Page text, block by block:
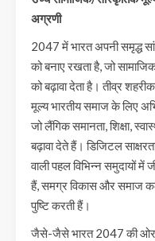
अग्रणी
2047 में भारत अपनी समृद्ध
को बनाए रखता है, जो
को बढ़ावा देता है। तीव्र
मूल्य भारतीय समाज के लिए
जो लैंगिक समानता, शिक्षा,
बढ़ावा देते हैं। डिजिटल
वाली पहल विभिन्न समुदायों में
हैं, समग्र विकास और समाज
पुष्टि करती हैं।
जैसे-जैसे भारत 2047 की ओर